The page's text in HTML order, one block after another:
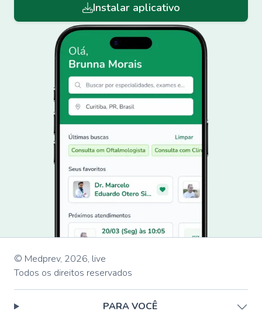
Instalar aplicativo
© Medprev, 2026, live
Todos os direitos reservados
PARA VOCÊ